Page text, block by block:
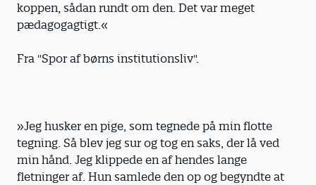
koppen, sådan rundt om den. Det var meget
pædagogagtigt.«
Fra "Spor af børns institutionsliv".
»Jeg husker en pige, som tegnede på min flotte
tegning. Så blev jeg sur og tog en saks, der lå ved
min hånd. Jeg klippede en af hendes lange
fletninger af. Hun samlede den op og begyndte at